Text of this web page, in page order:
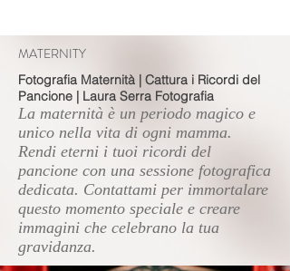
MATERNITY
Fotografia Maternità | Cattura i Ricordi del
Pancione | Laura Serra Fotografia
La maternità è un periodo magico e
unico nella vita di ogni mamma.
Rendi eterni i tuoi ricordi del
pancione con una sessione fotografica
dedicata. Contattami per immortalare
questo momento speciale e creare
immagini che celebrano la tua
gravidanza.